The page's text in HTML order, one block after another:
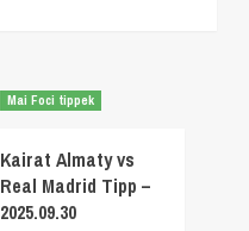
Mai Foci tippek
Kairat Almaty vs
Real Madrid Tipp –
2025.09.30